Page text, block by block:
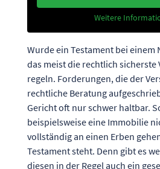
Weitere
Wurde ein Testament bei einem
das meist die rechtlich sicherste
regeln. Forderungen, die der
rechtliche Beratung
Gericht oft nur schwer haltbar.
beispielsweise eine Immobilie
vollständig an einen Erben
Testament steht. Denn gibt es
diesen in der Regel auch ein